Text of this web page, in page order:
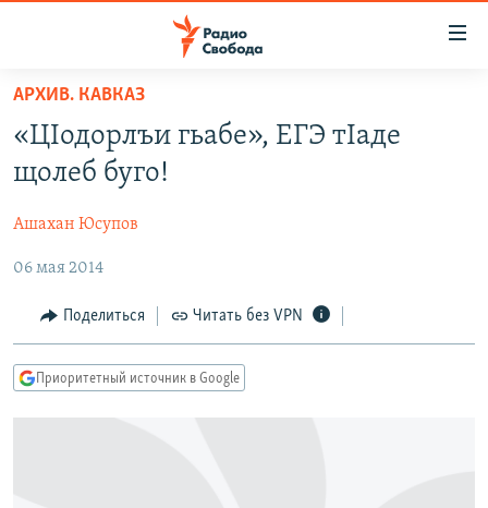
упрощенного
доступа
Вернуться
основному
Вернутся
главной
навигации
Вернутся
ПОДКАСТЫ
АВТОРСКИЕ ПРОЕКТЫ
ЦИТАТЫ СВОБОДЫ
МНЕНИЯ
КУЛЬТУРА
IDEL.РЕАЛИИ
КАВКАЗ.РЕАЛИИ
АРХИВ. КАВКАЗ
«ЦIодорлъи гьабе», ЕГЭ тIаде
щолеб буго!
Ашахан Юсупов
06 мая 2014
Поделиться Читать без VPN
Приоритетный источник в Google